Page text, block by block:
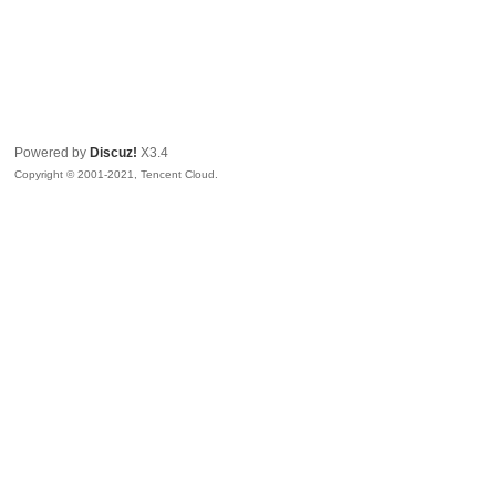
Powered by Discuz! X3.4
Copyright © 2001-2021, Tencent Cloud.